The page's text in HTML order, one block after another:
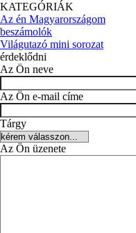
KATEGÓRIÁK
Az én Magyarországom
beszámolók
Világutazó mini sorozat
érdeklődni
Az Ön neve
Az Ön e-mail címe
Tárgy
Az Ön üzenete